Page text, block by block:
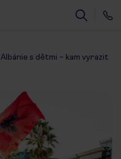
Albánie s dětmi – kam vyrazit